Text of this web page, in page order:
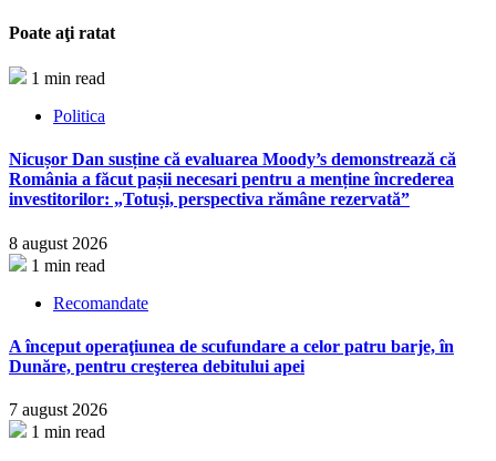
Poate aţi ratat
1 min read
Politica
Nicușor Dan susține că evaluarea Moody’s demonstrează că
România a făcut pașii necesari pentru a menține încrederea
investitorilor: „Totuși, perspectiva rămâne rezervată”
8 august 2026
1 min read
Recomandate
A început operaţiunea de scufundare a celor patru barje, în
Dunăre, pentru creşterea debitului apei
7 august 2026
1 min read